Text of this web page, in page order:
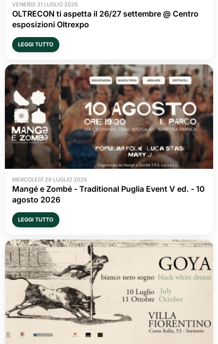
VENERDÌ 31 LUGLIO 2026
OLTRECON ti aspetta il 26/27 settembre @ Centro
esposizioni Oltrexpo
LEGGI TUTTO
MERCOLEDÌ 29 LUGLIO 2026
Mangé e Zombé - Traditional Puglia Event V ed. - 10
agosto 2026
LEGGI TUTTO